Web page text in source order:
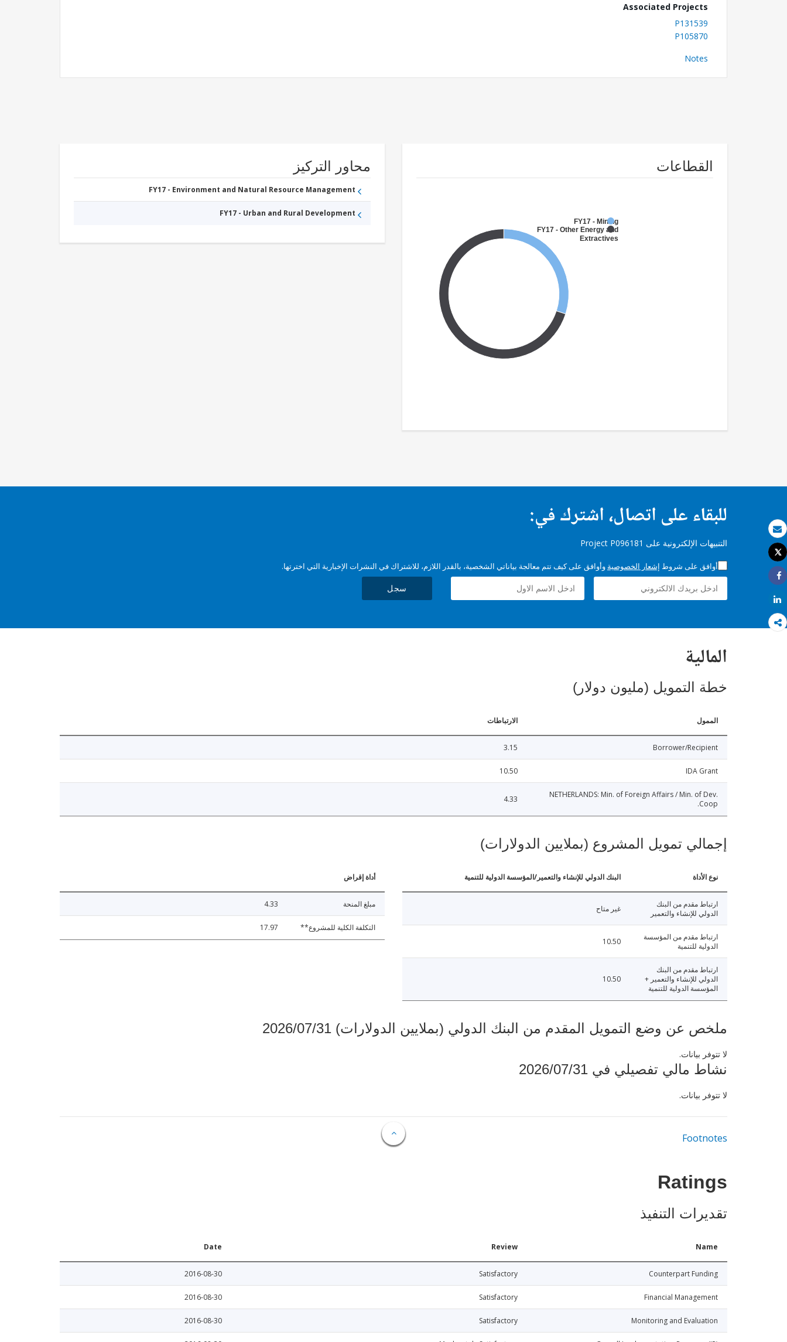
بريد الكتروني
طباعة
Tweet
Share
Share
Associated Projects
P131539
P105870
Notes
القطاعات
FY17 - Mining
FY17 - Other Energy and
Extractives
محاور التركيز
FY17 - Environment and Natural Resource Management
FY17 - Urban and Rural Development
للبقاء على اتصال، اشترك في:
التنبيهات الإلكترونية على Project P096181
أوافق على شروط إشعار الخصوصية وأوافق على كيف تتم معالجة بياناتي الشخصية، بالقدر اللازم، للاشتراك في النشرات الإخبارية التي اخترتها.
سجل
المالية
خطة التمويل (مليون دولار)
الممول الارتباطات
Borrower/Recipient
3.15
IDA Grant
10.50
NETHERLANDS: Min. of Foreign Affairs / Min. of Dev.
Coop.
4.33
إجمالي تمويل المشروع (بملايين الدولارات)
نوع الأداة البنك الدولي للإنشاء والتعمير/المؤسسة الدولية للتنمية
ارتباط مقدم من البنك
الدولي للإنشاء والتعمير
غير متاح
ارتباط مقدم من المؤسسة
الدولية للتنمية
10.50
ارتباط مقدم من البنك
الدولي للإنشاء والتعمير +
المؤسسة الدولية للتنمية
10.50
أداة إقراض
مبلغ المنحة 4.33
التكلفة الكلية للمشروع** 17.97
ملخص عن وضع التمويل المقدم من البنك الدولي (بملايين الدولارات) 2026/07/31
لا تتوفر بيانات.
نشاط مالي تفصيلي في 2026/07/31
لا تتوفر بيانات.
Footnotes
Ratings
تقديرات التنفيذ
Name
Review
Date
Counterpart Funding
Satisfactory
2016-08-30
Financial Management
Satisfactory
2016-08-30
Monitoring and Evaluation
Satisfactory
2016-08-30